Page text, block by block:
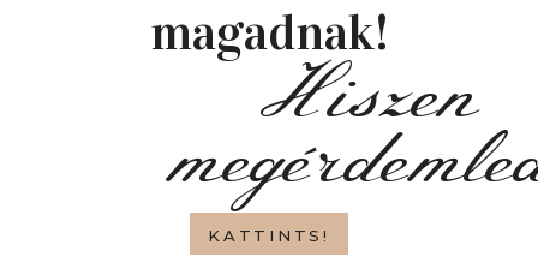
magadnak!
Hiszen
KATTINTS!